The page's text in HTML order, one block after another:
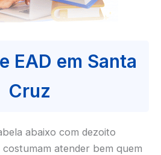
EAD em Santa
Cruz
abaixo com dezoito
atender bem quem